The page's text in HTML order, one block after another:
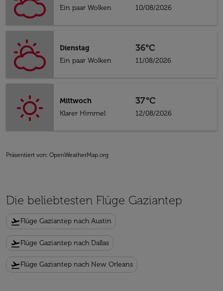
Ein paar Wolken
10/08/2026
Dienstag
Ein paar Wolken
36°C
11/08/2026
Mittwoch
Klarer Himmel
37°C
12/08/2026
Präsentiert von: OpenWeatherMap.org
Die beliebtesten Flüge Gaziantep
flight_takeoffFlüge Gaziantep nach Austin
flight_takeoffFlüge Gaziantep nach Dallas
flight_takeoffFlüge Gaziantep nach New Orleans